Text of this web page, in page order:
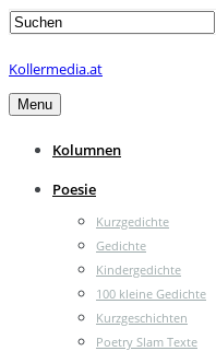
Search
Kollermedia.at
Menu
Kolumnen
Poesie
Kurzgedichte
Gedichte
Kindergedichte
100 kleine Gedichte
Kurzgeschichten
Poetry Slam Texte